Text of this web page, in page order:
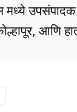
मध्ये
आणि